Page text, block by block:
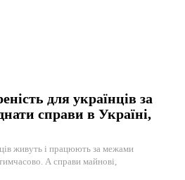
для українців за
справи в Україні,
живуть і працюють за межами
А справи майнові,